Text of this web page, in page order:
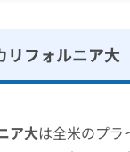
リフォルニア大
ア大は全米のプラ